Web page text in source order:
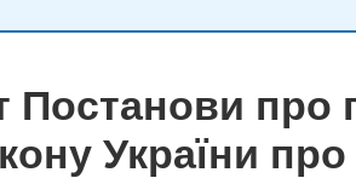
Постанови про
України